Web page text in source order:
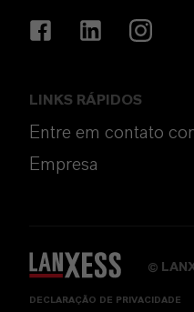
LINKS RÁPIDOS
Entre em contato
Empresa
©
DECLARAÇÃO DE PRIVACIDADE